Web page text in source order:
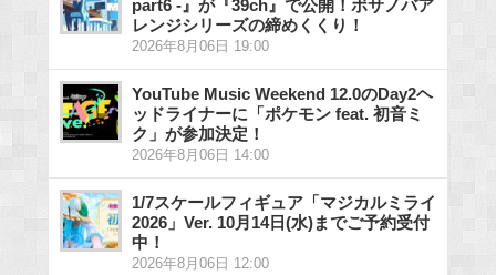
part6 -』が『39ch』で公開！ボサノバア
レンジシリーズの締めくくり！
2026年8月06日 19:00
YouTube Music Weekend 12.0のDay2ヘ
ッドライナーに「ポケモン feat. 初音ミ
ク」が参加決定！
2026年8月06日 14:00
1/7スケールフィギュア「マジカルミライ
2026」Ver. 10月14日(水)までご予約受付
中！
2026年8月06日 12:00